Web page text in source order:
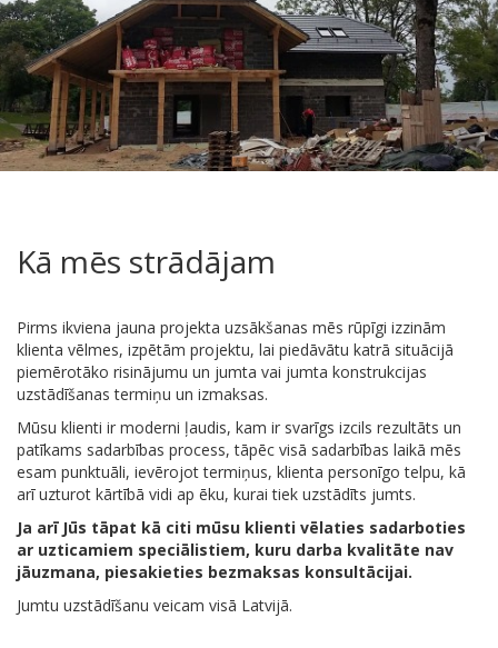
Kā mēs strādājam
Pirms ikviena jauna projekta uzsākšanas mēs rūpīgi izzinām
klienta vēlmes, izpētām projektu, lai piedāvātu katrā situācijā
piemērotāko risinājumu un jumta vai jumta konstrukcijas
uzstādīšanas termiņu un izmaksas.
Mūsu klienti ir moderni ļaudis, kam ir svarīgs izcils rezultāts un
patīkams sadarbības process, tāpēc visā sadarbības laikā mēs
esam punktuāli, ievērojot termiņus, klienta personīgo telpu, kā
arī uzturot kārtībā vidi ap ēku, kurai tiek uzstādīts jumts.
Ja arī Jūs tāpat kā citi mūsu klienti vēlaties sadarboties
ar uzticamiem speciālistiem, kuru darba kvalitāte nav
jāuzmana, piesakieties bezmaksas konsultācijai.
Jumtu uzstādīšanu veicam visā Latvijā.